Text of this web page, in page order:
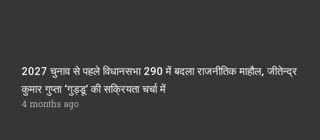
2027 चुनाव से पहले विधानसभा 290 में बदला राजनीतिक माहौल, जीतेन्द्र
कुमार गुप्ता ‘गुड्डू’ की सक्रियता चर्चा में
4 months ago